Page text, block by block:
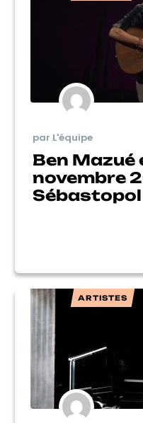
par L'équipe
Ben Mazué
novembre
Sébastopol
ARTISTES